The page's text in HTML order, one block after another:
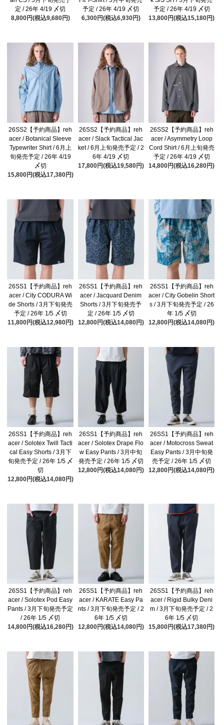
定 / 26年 4/19 〆切
8,800円(税込9,680円)
予定 / 26年 4/19 〆切
6,300円(税込6,930円)
予定 / 26年 4/19 〆切
13,800円(税込15,180円)
26SS2【予約商品】reh
acer / Botanical Sleeve
Typewriter Shirt / 6月上
旬発売予定 / 26年 4/19
〆切
15,800円(税込17,380円)
26SS2【予約商品】reh
acer / Slack Tactical Jac
ket / 6月上旬発売予定 / 2
6年 4/19 〆切
17,800円(税込19,580円)
26SS2【予約商品】reh
acer / Asymmetry Loop
Cord Shirt / 6月上旬発売
予定 / 26年 4/19 〆切
14,800円(税込16,280円)
26SS1【予約商品】reh
acer / City CODURA Wi
de Shorts / 3月下旬発売
予定 / 26年 1/5 〆切
11,800円(税込12,980円)
26SS1【予約商品】reh
acer / Jacquard Denim
Shorts / 3月下旬発売予
定 / 26年 1/5 〆切
12,800円(税込14,080円)
26SS1【予約商品】reh
acer / City Gobelin Short
s / 3月下旬発売予定 / 26
年 1/5 〆切
12,800円(税込14,080円)
26SS1【予約商品】reh
acer / Solotex Twill Tacti
cal Easy Shorts / 3月下
旬発売予定 / 26年 1/5 〆
切
12,800円(税込14,080円)
26SS1【予約商品】reh
acer / Solotex Drape Flo
w Easy Pants / 3月中旬
発売予定 / 26年 1/5 〆切
12,800円(税込14,080円)
26SS1【予約商品】reh
acer / Motocross Sweat
Easy Pants / 3月中旬発
売予定 / 26年 1/5 〆切
12,800円(税込14,080円)
26SS1【予約商品】reh
acer / Solotex Pod Easy
Pants / 3月下旬発売予定
/ 26年 1/5 〆切
14,800円(税込16,280円)
26SS1【予約商品】reh
acer / KARATE Easy Pa
nts / 3月下旬発売予定 / 2
6年 1/5 〆切
12,800円(税込14,080円)
26SS1【予約商品】reh
acer / Rigid Bulky Deni
m / 3月下旬発売予定 / 2
6年 1/5 〆切
15,800円(税込17,380円)